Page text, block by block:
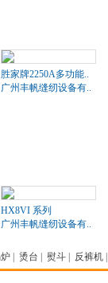
胜家牌2250A多功能..
广州丰帆缝纫设备有..
HX8VI 系列
广州丰帆缝纫设备有..
烫台 熨斗 反裤机